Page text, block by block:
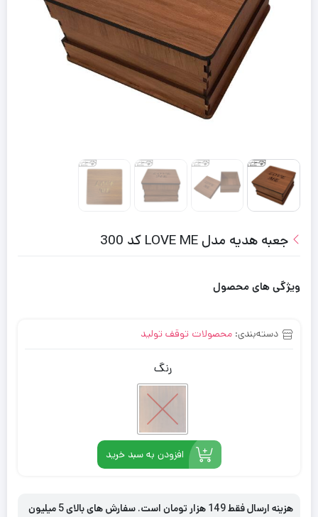
جعبه هدیه مدل LOVE ME کد 300
ویژگی های محصول
دسته‌بندی: محصولات توقف تولید
رنگ
افزودن به سبد خرید
هزینه ارسال فقط 149 هزار تومان است. سفارش های بالای 5 میلیون